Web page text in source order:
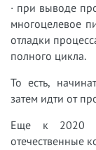
· при выводе
многоцелевое
отладки
полного цикла.
То есть,
затем идти от
Еще к 2020
отечественные